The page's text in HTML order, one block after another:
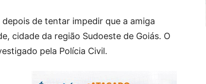
de tentar impedir que a amiga
cidade da região Sudoeste de Goiás. O
pela Polícia Civil.